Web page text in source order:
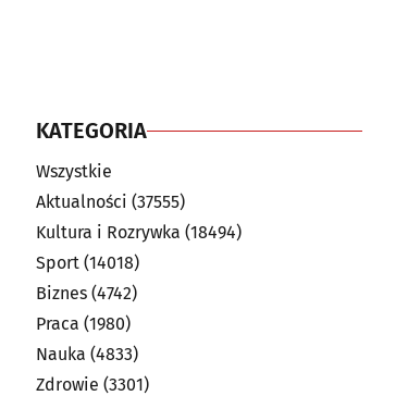
KATEGORIA
Wszystkie
Aktualności (37555)
Kultura i Rozrywka (18494)
Sport (14018)
Biznes (4742)
Praca (1980)
Nauka (4833)
Zdrowie (3301)